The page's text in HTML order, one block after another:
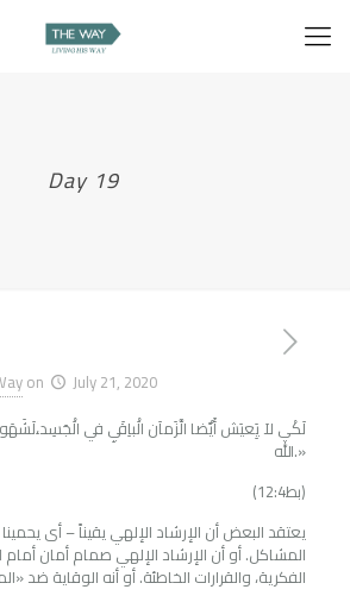
Day 19
on
July 21, 2020
الله.»
(1بط2:4)
يعتقد البعض أن الإرشاد الإلهي يقيناً – أى
المشاكل. أو أن الإرشاد الإلهي صمام أمان أمام
الفكرية، والقرارات الخاطئة. أو أنه الوقاية ضد